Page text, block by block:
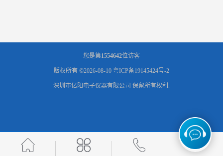
您是第1554642位访客
版权所有 ©2026-08-10 粤ICP备19145424号-2
深圳市亿阳电子仪器有限公司 保留所有权利.